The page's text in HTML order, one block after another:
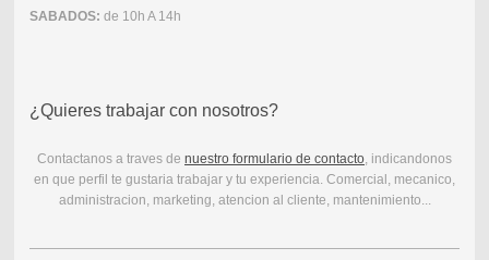
SABADOS: de 10h A 14h
¿Quieres trabajar con nosotros?
Contactanos a traves de nuestro formulario de contacto, indicandonos
en que perfil te gustaria trabajar y tu experiencia. Comercial, mecanico,
administracion, marketing, atencion al cliente, mantenimiento...